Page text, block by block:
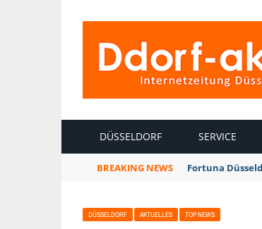
DÜSSELDORF SERVICE
BREAKING NEWS Fortuna
DÜSSELDORF AKTUELLES TOP NEWS